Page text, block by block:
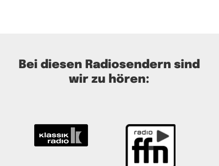
Bei diesen Radiosendern sind
wir zu hören: